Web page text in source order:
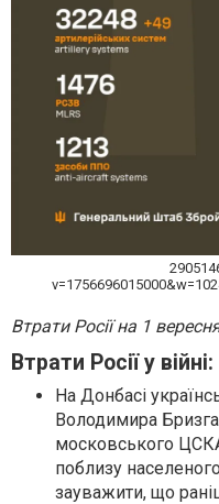
Втрати Росії на 1
Втрати Росії у
На Донбасі
Володимира
московського
поблизу
зауважити, що